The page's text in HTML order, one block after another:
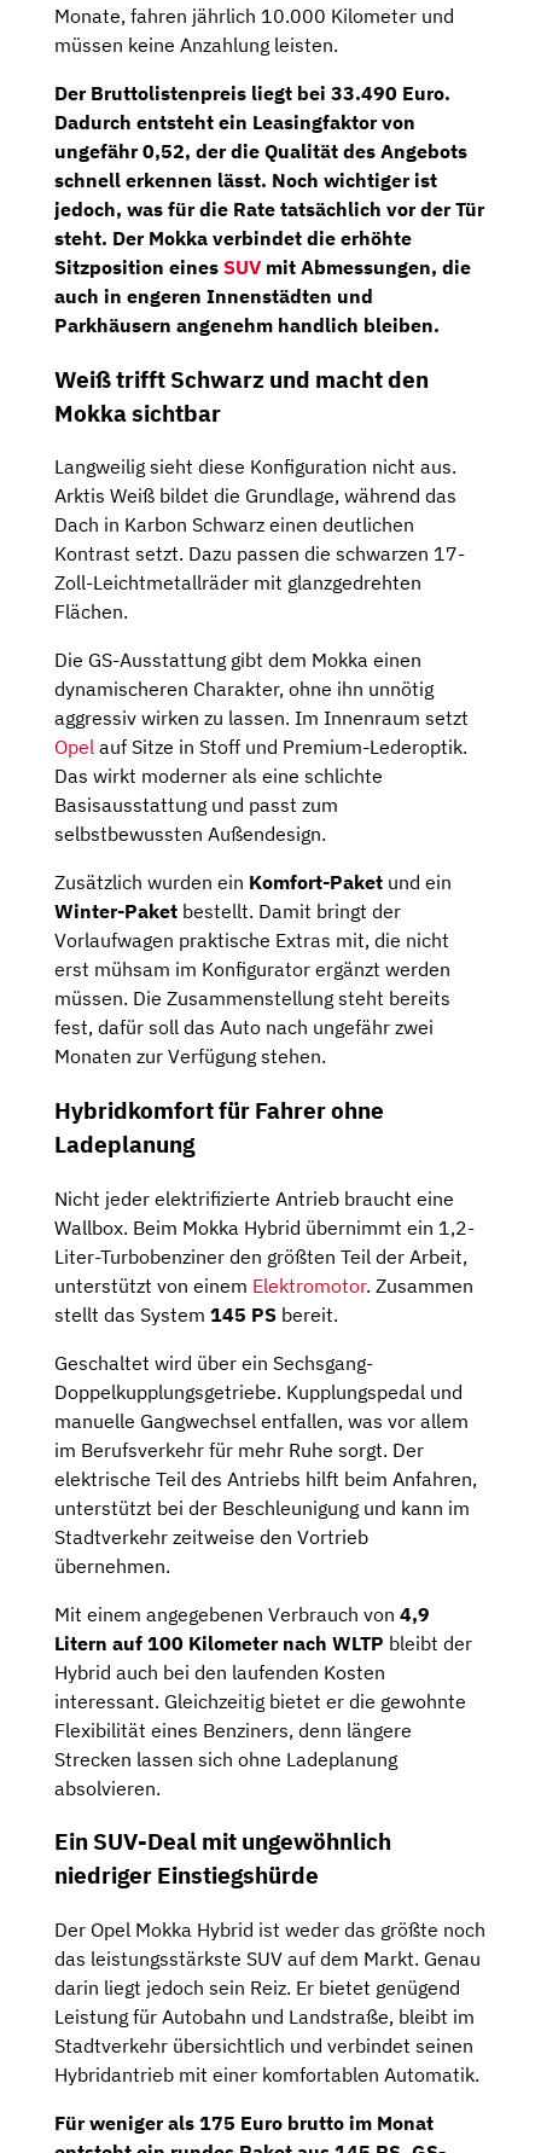
Monate, fahren jährlich 10.000 Kilometer und
müssen keine Anzahlung leisten.
Der Bruttolistenpreis liegt bei 33.490 Euro.
Dadurch entsteht ein Leasingfaktorvon
ungefähr0,52, der die Qualität des Angebots
schnell erkennen lässt. Noch wichtiger ist
jedoch, was für die Rate tatsächlich vor der Tür
steht. Der Mokka verbindet die erhöhte
Sitzposition eines SUV mit Abmessungen, die
auch in engeren Innenstädten und
Parkhäusern angenehm handlich bleiben.
Weiß trifft Schwarz und macht den
Mokka sichtbar
Langweilig sieht diese Konfiguration nicht aus.
Arktis Weiß bildet die Grundlage, während das
Dach in Karbon Schwarz einen deutlichen
Kontrast setzt. Dazu passen die schwarzen 17-
Zoll-Leichtmetallräder mit glanzgedrehten
Flächen.
Die GS-Ausstattung gibt dem Mokka einen
dynamischeren Charakter, ohne ihn unnötig
aggressiv wirken zu lassen. Im Innenraum setzt
Opel auf Sitze in Stoff und Premium-Lederoptik.
Das wirkt moderner als eine schlichte
Basisausstattung und passt zum
selbstbewussten Außendesign.
Zusätzlich wurden ein Komfort-Paket und ein
Winter-Paket bestellt. Damit bringt der
Vorlaufwagen praktische Extras mit, die nicht
erst mühsam im Konfigurator ergänzt werden
müssen. Die Zusammenstellung steht bereits
fest, dafür soll das Auto nach ungefähr zwei
Monaten zur Verfügung stehen.
Hybridkomfort für Fahrer ohne
Ladeplanung
Nicht jeder elektrifizierte Antrieb braucht eine
Wallbox. Beim Mokka Hybrid übernimmt ein 1,2-
Liter-Turbobenziner den größten Teil der Arbeit,
unterstützt von einem Elektromotor. Zusammen
stellt das System 145 PS bereit.
Geschaltet wird über ein Sechsgang-
Doppelkupplungsgetriebe. Kupplungspedal und
manuelle Gangwechsel entfallen, was vor allem
im Berufsverkehr für mehr Ruhe sorgt. Der
elektrische Teil des Antriebs hilft beim Anfahren,
unterstützt bei der Beschleunigung und kann im
Stadtverkehr zeitweise den Vortrieb
übernehmen.
Mit einem angegebenen Verbrauch von 4,9
Litern auf 100 Kilometer nach WLTP bleibt der
Hybrid auch bei den laufenden Kosten
interessant. Gleichzeitig bietet er die gewohnte
Flexibilität eines Benziners, denn längere
Strecken lassen sich ohne Ladeplanung
absolvieren.
Ein SUV-Deal mit ungewöhnlich
niedriger Einstiegshürde
Der Opel Mokka Hybrid ist weder das größte noch
das leistungsstärkste SUV auf dem Markt. Genau
darin liegt jedoch sein Reiz. Er bietet genügend
Leistung für Autobahn und Landstraße, bleibt im
Stadtverkehr übersichtlich und verbindet seinen
Hybridantrieb mit einer komfortablen Automatik.
Für weniger als 175 Euro brutto im Monat